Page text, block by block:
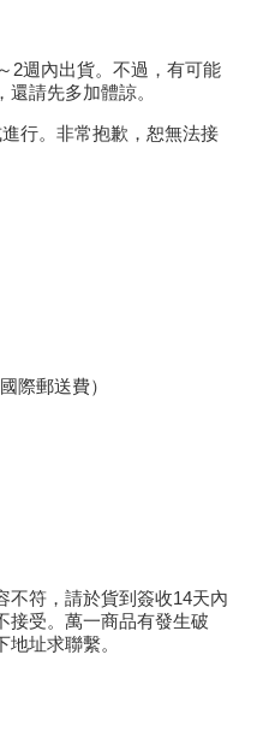
2週內出貨。不過，有可能
請先多加體諒。
行。非常抱歉，恕無法接
際郵送費）
不符，請於貨到簽收14天內
接受。萬一商品有發生破
址求聯繫。